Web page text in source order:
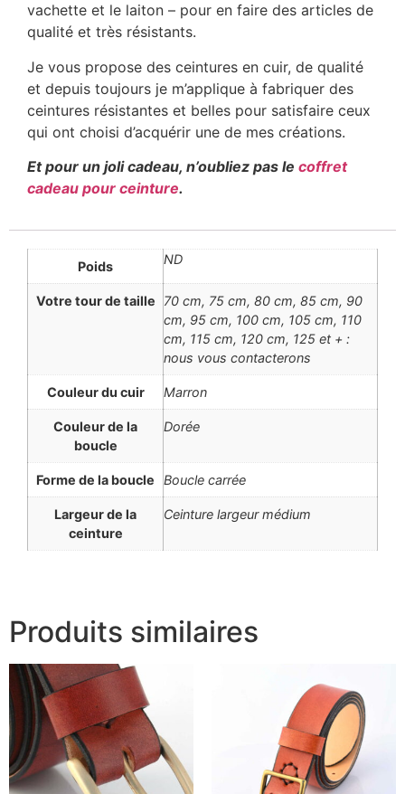
vachette et le laiton – pour en faire des articles de
qualité et très résistants.
Je vous propose des ceintures en cuir, de qualité
et depuis toujours je m’applique à fabriquer des
ceintures résistantes et belles pour satisfaire ceux
qui ont choisi d’acquérir une de mes créations.
Et pour un joli cadeau, n’oubliez pas le coffret
cadeau pour ceinture.
Poids ND
Votre tour de taille
70 cm, 75 cm, 80 cm, 85 cm, 90
cm, 95 cm, 100 cm, 105 cm, 110
cm, 115 cm, 120 cm, 125 et + :
nous vous contacterons
Couleur du cuir Marron
Couleur de la
boucle
Dorée
Forme de la boucle Boucle carrée
Largeur de la
ceinture
Ceinture largeur médium
Produits similaires